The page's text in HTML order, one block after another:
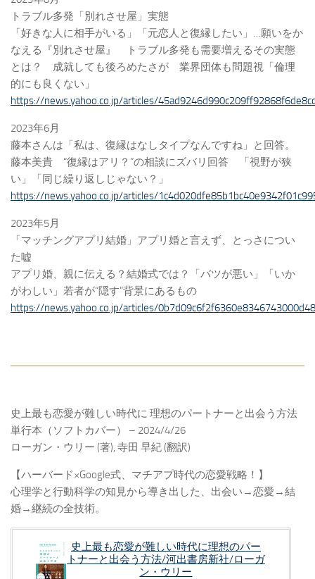
トラブル多発「別れさせ屋」実態
「好きな人に相手がいる」「元恋人と復縁したい」…願いをか
なえる『別れさせ屋』 トラブル多発も需要増えるその実態
とは？ 成就しても後ろめたさが 業界団体も問題視「倫理
的にも良くない」
https://news.yahoo.co.jp/articles/
2023年6月
藤本さんは「私は、復縁はなしタイプなんですね」と回答。
藤本美貴 “復縁はアリ？”の相談にズバリ回答 「視野が狭
い」「同じ繰り返しじゃない？」
https://news.yahoo.co.jp/articles/
2023年5月
「マッチングアプリ結婚」アプリ婚と言えず、とっさについ
た嘘
アプリ婚、親に伝える？結婚式では？「バツが悪い」「いか
がわしい」若者が“隠す”背景にあるもの
https://news.yahoo.co.jp/articles/
史上最も恋愛が難しい時代に 理想のパートナーと出会う方法
単行本（ソフトカバー） – 2024/4/26
ローガン・ウリー (著), 寺田 早紀 (翻訳)
【ハーバード×Google式、マチアプ時代の恋愛戦略！】
心理学と行動科学の知見から導き出した、出会い→恋愛→結
婚→継続の全技術。
史上最も恋愛が難しい時代に理想のパー
トナーと出会う方法/河出書房新社/ローガ
ン・ウリー